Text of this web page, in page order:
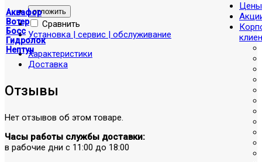
Аквафор
Вотер
Босс
Гидролок
Нептун
Цены
отложить
Сравнить
Установка | сервис | обслуживание
Характеристики
Доставка
Отзывы
Нет отзывов об этом товаре.
Часы работы службы доставки:
в рабочие дни с 11:00 до 18:00